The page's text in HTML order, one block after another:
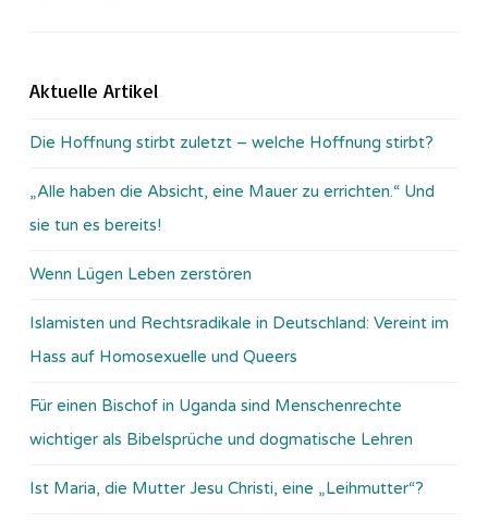
Aktuelle Artikel
Die Hoffnung stirbt zuletzt – welche Hoffnung stirbt?
„Alle haben die Absicht, eine Mauer zu errichten.“ Und
sie tun es bereits!
Wenn Lügen Leben zerstören
Islamisten und Rechtsradikale in Deutschland: Vereint im
Hass auf Homosexuelle und Queers
Für einen Bischof in Uganda sind Menschenrechte
wichtiger als Bibelsprüche und dogmatische Lehren
Ist Maria, die Mutter Jesu Christi, eine „Leihmutter“?